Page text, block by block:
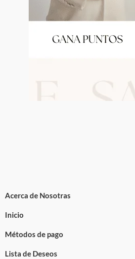
Acerca de Nosotras
Inicio
Métodos de pago
Lista de Deseos